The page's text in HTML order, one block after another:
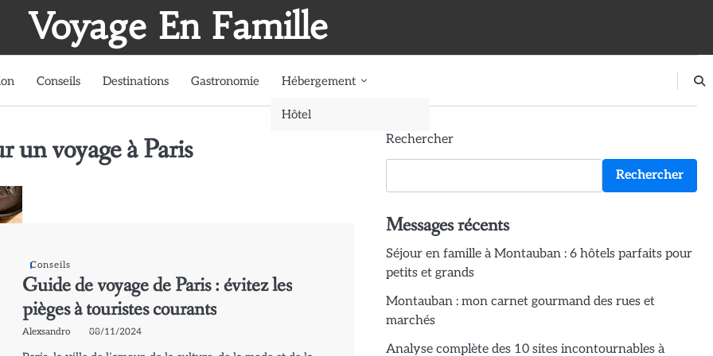
Voyage En Famille
Conseils Destinations Gastronomie Hébergement
Hôtel
un voyage à Paris
Conseils
Guide de voyage de Paris : évitez les
pièges à touristes courants
Alexsandro 08/11/2024
Rechercher
Rechercher
Messages récents
Séjour en famille à Montauban : 6 hôtels parfaits pour
petits et grands
Montauban : mon carnet gourmand des rues et
marchés
Analyse complète des 10 sites incontournables à